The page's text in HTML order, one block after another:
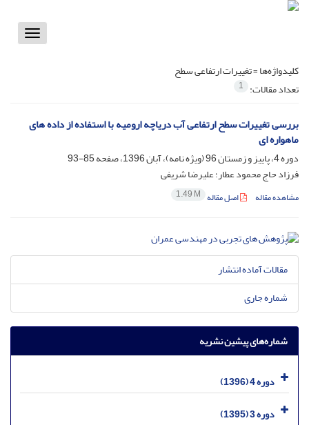
Toggle
کلیدواژه‌ها =تغییرات ارتفاعی سطح
تعداد مقالات: 1
بررسی تغییرات سطح ارتفاعی آب دریاچه ارومیه با استفاده از داده های
ماهواره ای
دوره 4، پاییز و زمستان 96 (ویژه نامه)، آبان 1396، صفحه
85-93
فرزاد حاج محمود عطار؛ علیرضا شریفی
مشاهده مقاله اصل مقاله 1.49 M
مقالات آماده انتشار
شماره جاری
شماره‌های پیشین نشریه
دوره 4 (1396)
دوره 3 (1395)